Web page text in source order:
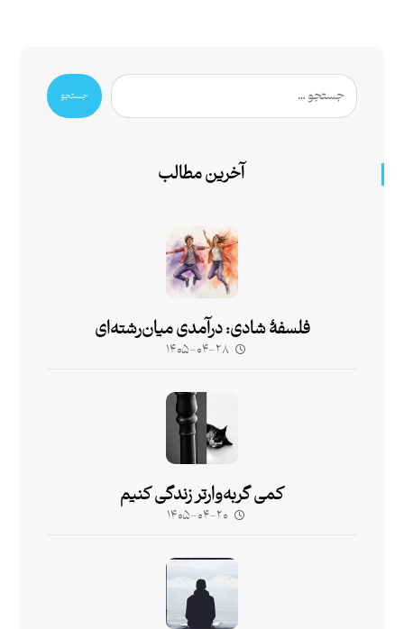
جستجو
آخرین مطالب
فلسفۀ شادی: درآمدی میان‌رشته‌ای
۱۴۰۵-۰۴-۲۸
کمی گربه‌وارتر زندگی کنیم
۱۴۰۵-۰۴-۲۰